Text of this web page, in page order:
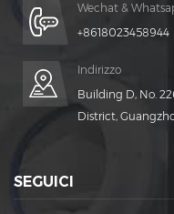
Wechat &
+8618023458944
Indirizzo
Building D, No.
District,
SEGUICI